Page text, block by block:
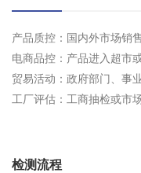
产品质控：国内外市场销
电商品控：产品进入超市
贸易活动：政府部门、事
工厂评估：工商抽检或市
检测流程